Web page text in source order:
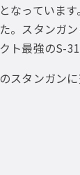
なっていま
。スタンガ
ト最強のS-
のスタンガン